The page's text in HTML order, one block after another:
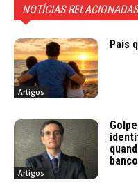
NOTÍCIAS RELACIONADAS
Artigos
Pais
Artigos
banco